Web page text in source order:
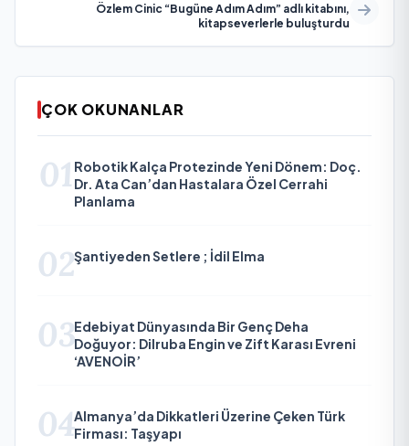
Özlem Cinic “Bugüne Adım Adım” adlı kitabını,
kitapseverlerle buluşturdu
ÇOK OKUNANLAR
01 Robotik Kalça Protezinde Yeni Dönem: Doç.
Dr. Ata Can’dan Hastalara Özel Cerrahi
Planlama
02Şantiyeden Setlere ; İdil Elma
03Edebiyat Dünyasında Bir Genç Deha
Doğuyor: Dilruba Engin ve Zift Karası Evreni
‘AVENOİR’
04Almanya’da Dikkatleri Üzerine Çeken Türk
Firması: Taşyapı